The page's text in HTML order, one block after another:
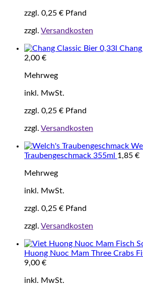
zzgl. 0,25 € Pfand
zzgl. Versandkosten
2,00 €
Mehrweg
inkl. MwSt.
zzgl. 0,25 € Pfand
zzgl. Versandkosten
Traubengeschmack 355ml 1,85 €
Mehrweg
inkl. MwSt.
zzgl. 0,25 € Pfand
zzgl. Versandkosten
Huong Nuoc Mam Three Crabs
9,00 €
inkl. MwSt.